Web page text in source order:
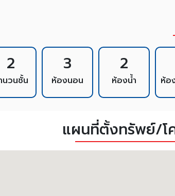
2
นวนชั้น
3
ห้องนอน
2
ห้องน้ำ ห้อ
แผนที่ตั้งทรัพย์/โ